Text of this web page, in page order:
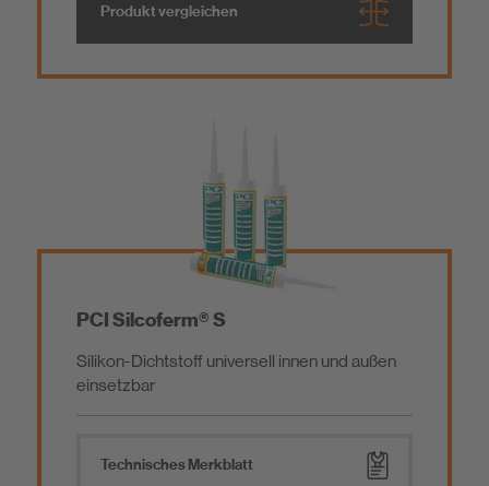
Bauwerksabdichtung
Baukleber / Montagemörtel
Mörtelzusätze, Nachbehandlungs- und Trennmittel
Hybrid
Produkt vergleichen
PCI Silcoferm® S
Silikon-Dichtstoff universell innen und außen
einsetzbar
Technisches Merkblatt